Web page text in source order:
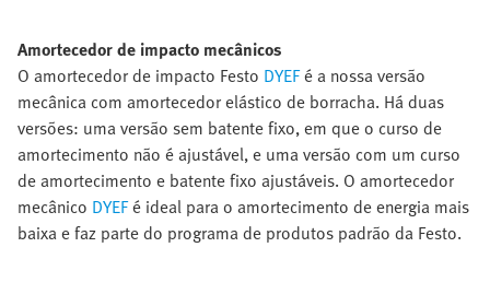
Amortecedor de impacto mecânicos
O amortecedor de impacto Festo DYEFé a nossa versão
mecânica com amortecedor elástico de borracha. Há duas
versões: uma versão sem batente fixo, em que o curso de
amortecimento não é ajustável, e uma versão com um curso
de amortecimento e batente fixo ajustáveis. O amortecedor
mecânico DYEFé ideal para o amortecimento de energia mais
baixa e faz parte do programa de produtos padrão da Festo.